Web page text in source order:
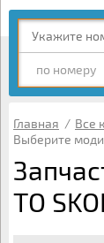
по номеру
Главная / Все
Выберите
ТО